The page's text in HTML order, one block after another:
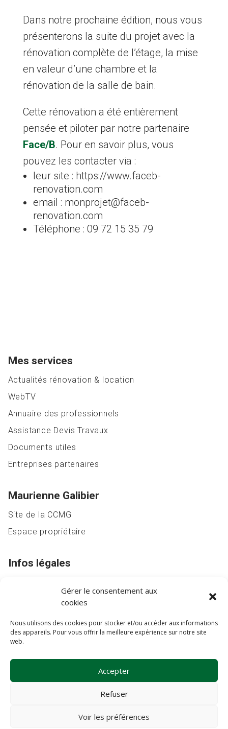
Gérer le consentement aux
cookies
Nous utilisons des cookies pour stocker et/ou accéder aux informations
des appareils. Pour vous offrir la meilleure expérience sur notre site
web.
Accepter
Refuser
Voir les préférences
Dans notre prochaine édition, nous vous
présenterons la suite du projet avec la
rénovation complète de l’étage, la mise
en valeur d’une chambre et la
rénovation de la salle de bain.
Cette rénovation a été entièrement
pensée et piloter par notre partenaire
Face/B. Pour en savoir plus, vous
pouvez les contacter via :
leur site : https://www.faceb-
renovation.com
email : monprojet@faceb-
renovation.com
Téléphone : 09 72 15 35 79
Mes services
Actualités rénovation & location
WebTV
Annuaire des professionnels
Assistance Devis Travaux
Documents utiles
Entreprises partenaires
Maurienne Galibier
Site de la CCMG
Espace propriétaire
Infos légales
Politique de confidentialité